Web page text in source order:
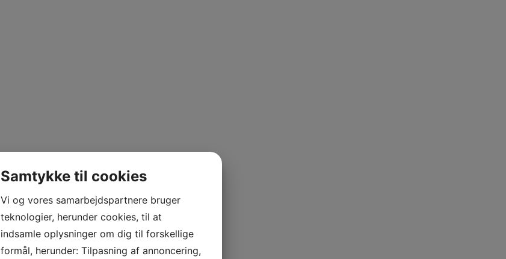
Samtykke til cookies
Vi og vores samarbejdspartnere bruger
teknologier, herunder cookies, til at
indsamle oplysninger om dig til forskellige
formål, herunder: Tilpasning af annoncering,